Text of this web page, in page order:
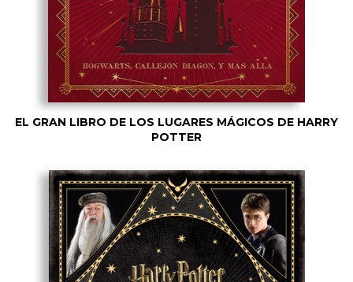
EL GRAN LIBRO DE LOS LUGARES MÁGICOS DE HARRY
POTTER